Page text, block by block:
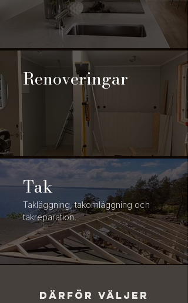
Renoveringar
Tak
Takläggning, takomläggning och
takreparation.
DÄRFÖR VÄLJER